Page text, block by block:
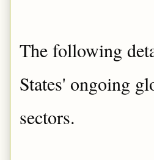
The following
States' ongoing
sectors.